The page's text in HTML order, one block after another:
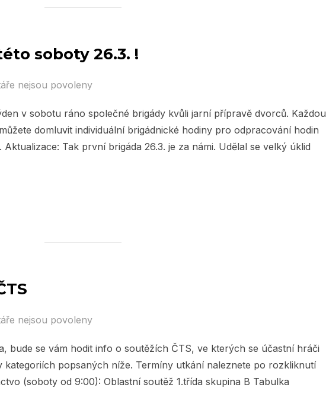
soboty 26.3. !
nejsou povoleny
v sobotu ráno společné brigády kvůli jarní přípravě dvorců. Každou
domluvit individuální brigádnické hodiny pro odpracování hodin
Tak první brigáda 26.3. je za námi. Udělal se velký úklid
nejsou povoleny
bude se vám hodit info o soutěžích ČTS, ve kterých se účastní hráči
kategoriích popsaných níže. Termíny utkání naleznete po rozkliknutí
(soboty od 9:00): Oblastní soutěž 1.třída skupina B Tabulka